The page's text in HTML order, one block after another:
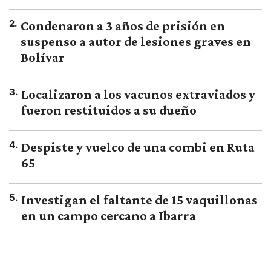
2. Condenaron a 3 años de prisión en
suspenso a autor de lesiones graves en
Bolívar
3. Localizaron a los vacunos extraviados y
fueron restituidos a su dueño
4. Despiste y vuelco de una combi en Ruta
65
5. Investigan el faltante de 15 vaquillonas
en un campo cercano a Ibarra